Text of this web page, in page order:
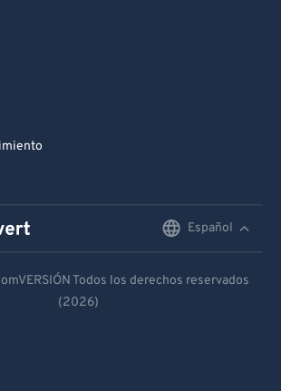
Español
Español
Todos los derechos reservados
(2026)